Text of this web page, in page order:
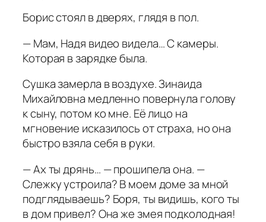
Борис стоял в дверях, глядя в пол.
— Мам, Надя видео видела… С камеры.
Которая в зарядке была.
Сушка замерла в воздухе. Зинаида
Михайловна медленно повернула голову
к сыну, потом ко мне. Её лицо на
мгновение исказилось от страха, но она
быстро взяла себя в руки.
— Ах ты дрянь… — прошипела она. —
Слежку устроила? В моем доме за мной
подглядываешь? Боря, ты видишь, кого ты
в дом привел? Она же змея подколодная!